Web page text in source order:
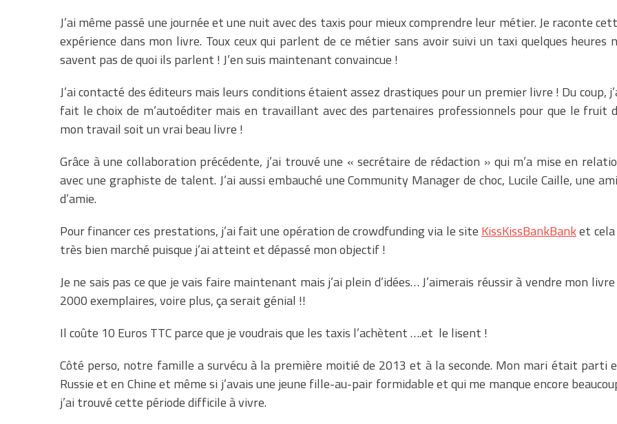
J’ai même passé une journée et une nuit avec des taxis pour mieux comprendre leur métier. Je raconte
expérience dans mon livre. Toux ceux qui parlent de ce métier sans avoir suivi un taxi quelques heures
savent pas de quoi ils parlent ! J’en suis maintenant convaincue !
J’ai contacté des éditeurs mais leurs conditions étaient assez drastiques pour un premier livre ! Du coup,
fait le choix de m’autoéditer mais en travaillant avec des partenaires professionnels pour que le fruit
mon travail soit un vrai beau livre !
Grâce à une collaboration précédente, j’ai trouvé une « secrétaire de rédaction » qui m’a mise en
avec une graphiste de talent. J’ai aussi embauché une Community Manager de choc, Lucile Caille, une
d’amie.
Pour financer ces prestations, j’ai fait une opération de crowdfunding via le site KissKissBankBanket
très bien marché puisque j’ai atteint et dépassé mon objectif !
Je ne sais pas ce que je vais faire maintenant mais j’ai plein d’idées… J’aimerais réussir à vendre mon
2000 exemplaires, voire plus, ça serait génial !!
Il coûte 10 Euros TTC parce que je voudrais que les taxis l’achètent ….et le lisent !
Côté perso, notre famille a survécu à la première moitié de 2013 et à la seconde. Mon mari était parti
Russie et en Chine et même si j’avais une jeune fille-au-pair formidable et qui me manque encore
j’ai trouvé cette période difficile à vivre.